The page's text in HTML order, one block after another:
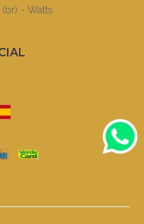
(br) - Watts